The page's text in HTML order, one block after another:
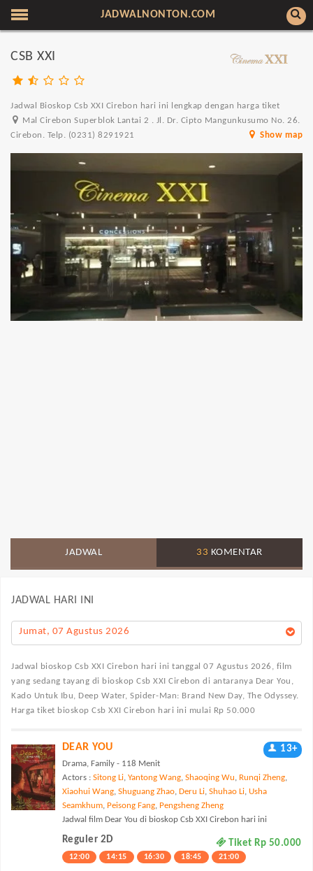
JADWALNONTON.COM
CSB XXI
Jadwal Bioskop Csb XXI Cirebon hari ini lengkap dengan harga tiket
Mal Cirebon Superblok Lantai 2 . Jl. Dr. Cipto Mangunkusumo No. 26.
Cirebon. Telp. (0231) 8291921
Show map
JADWAL 33 KOMENTAR
JADWAL HARI INI
Jumat, 07 Agustus 2026
Jadwal bioskop Csb XXI Cirebon hari ini tanggal 07 Agustus 2026, film
yang sedang tayang di bioskop Csb XXI Cirebon di antaranya Dear You,
Kado Untuk Ibu, Deep Water, Spider-Man: Brand New Day, The Odyssey.
Harga tiket bioskop Csb XXI Cirebon hari ini mulai Rp 50.000
DEAR YOU 13+
Drama, Family - 118 Menit
Actors : Sitong Li, Yantong Wang, Shaoqing Wu, Runqi Zheng,
Xiaohui Wang, Shuguang Zhao, Deru Li, Shuhao Li, Usha
Seamkhum, Peisong Fang, Pengsheng Zheng
Jadwal film Dear You di bioskop Csb XXI Cirebon hari ini
Reguler 2D Tiket Rp 50.000
12:00 14:15 16:30 18:45 21:00